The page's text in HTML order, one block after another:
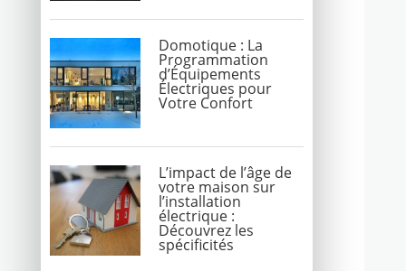
Domotique : La
Programmation
d’Équipements
Électriques pour
Votre Confort
L’impact de l’âge de
votre maison sur
l’installation
électrique :
Découvrez les
spécificités